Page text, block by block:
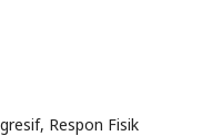
Respon Fisik